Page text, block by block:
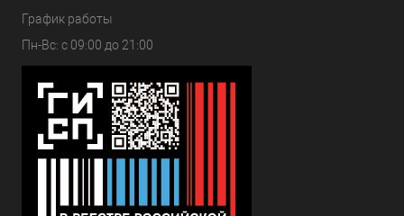
График работы
Пн-Вс: с 09:00 до 21:00